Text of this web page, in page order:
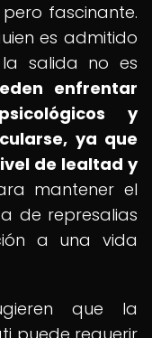
fascinante.
es admitido
salida no es
enfrentar
y
ya que
de lealtad y
mantener el
de represalias
a una vida
que la